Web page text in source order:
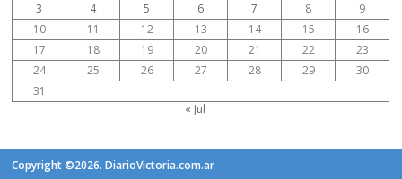
3
4 5 6 7 8
9
10
11 12 13 14 15
16
17
18 19 20 21 22
23
24
25 26 27 28 29
30
31
« Jul
Copyright ©2026. DiarioVictoria.com.ar